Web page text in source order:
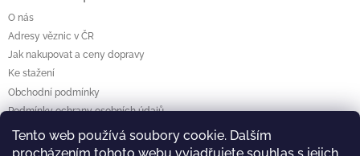
Tento web používá soubory cookie. Dalším
O nás
Adresy věznic v ČR
Jak nakupovat a ceny dopravy
Ke stažení
Obchodní podmínky
Podmínky ochrany osobních údajů